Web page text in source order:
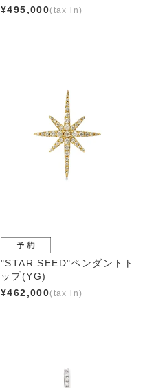
¥495,000
"STAR SEED"ペンダントト
ップ(YG)
¥462,000